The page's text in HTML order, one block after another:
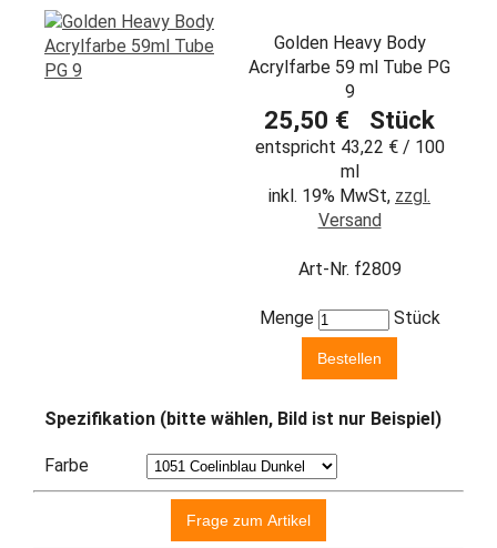
Golden Heavy Body
Acrylfarbe 59 ml Tube PG
9
25,50 € Stück
entspricht 43,22 € / 100
ml
inkl. 19% MwSt, zzgl.
Versand
Art-Nr. f2809
Menge Stück
Spezifikation (bitte wählen, Bild ist nur Beispiel)
Farbe